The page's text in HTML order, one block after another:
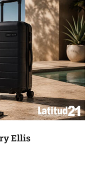
Ellis